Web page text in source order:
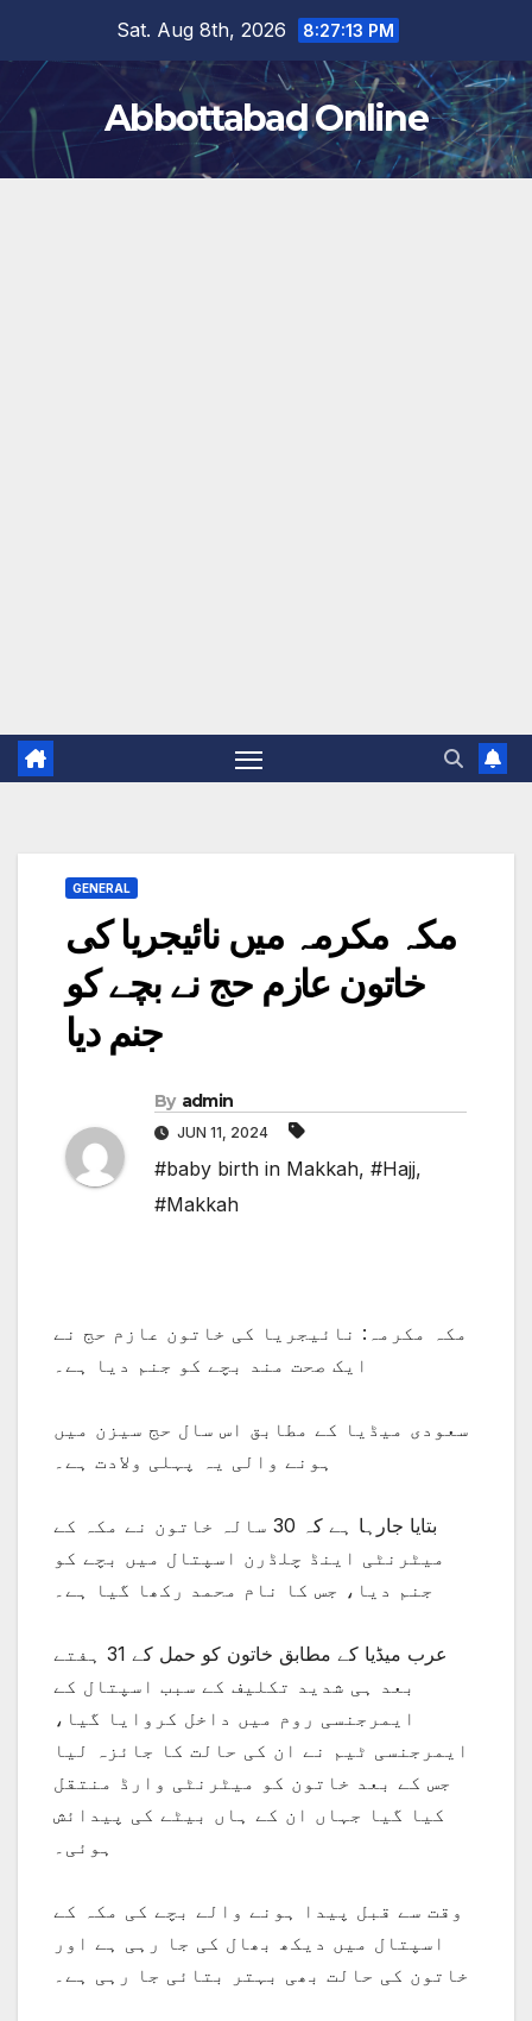
content
Sat. Aug 8th, 2026 8:27:14 PM
Abbottabad Online
GENERAL
مکہ مکرمہ میں نائیجریا کی
خاتون عازم حج نے بچے کو
جنم دیا
By admin
JUN 11, 2024
#baby birth in Makkah, #Hajj,
#Makkah
مکہ مکرمہ: نائیجریا کی خاتون عازم حج نے
ایک صحت مند بچے کو جنم دیا ہے۔
سعودی میڈیا کے مطابق اس سال حج سیزن میں
ہونے والی یہ پہلی ولادت ہے۔
بتایا جارہا ہے کہ 30 سالہ خاتون نے مکہ کے
میٹرنٹی اینڈ چلڈرن اسپتال میں بچے کو
جنم دیا، جس کا نام محمد رکھا گیا ہے۔
عرب میڈیا کے مطابق خاتون کو حمل کے 31 ہفتے
بعد ہی شدید تکلیف کے سبب اسپتال کے
ایمرجنسی روم میں داخل کروایا گیا،
ایمرجنسی ٹیم نے ان کی حالت کا جائزہ لیا
جس کے بعد خاتون کو میٹرنٹی وارڈ منتقل
کیا گیا جہاں ان کے ہاں بیٹے کی پیدائش
ہوئی۔
وقت سے قبل پیدا ہونے والے بچے کی مکہ کے
اسپتال میں دیکھ بھال کی جا رہی ہے اور
خاتون کی حالت بھی بہتر بتائی جا رہی ہے۔